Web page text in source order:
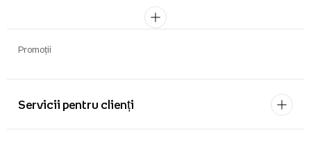
Promoții
Servicii pentru clienți